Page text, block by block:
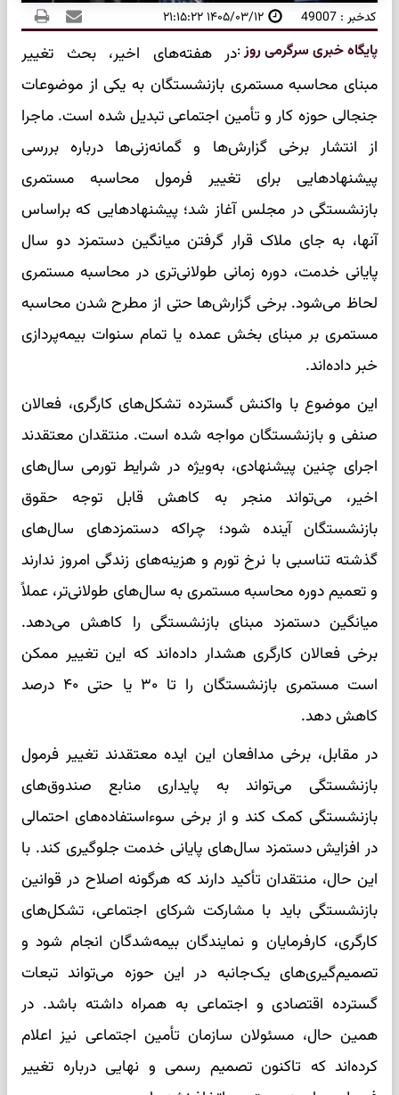
کدخبر : 49007 ۱۴۰۵/۰۳/۱۲ ۲۱:۱۵:۲۲
پایگاه خبری سرگرمی روز:در هفته‌های اخیر، بحث تغییر
مبنای محاسبه مستمری بازنشستگان به یکی از موضوعات
جنجالی حوزه کار و تأمین اجتماعی تبدیل شده است. ماجرا
از انتشار برخی گزارش‌ها و گمانه‌زنی‌ها درباره بررسی
پیشنهادهایی برای تغییر فرمول محاسبه مستمری
بازنشستگی در مجلس آغاز شد؛ پیشنهادهایی که براساس
آنها، به جای ملاک قرار گرفتن میانگین دستمزد دو سال
پایانی خدمت، دوره زمانی طولانی‌تری در محاسبه مستمری
لحاظ می‌شود. برخی گزارش‌ها حتی از مطرح شدن محاسبه
مستمری بر مبنای بخش عمده یا تمام سنوات بیمه‌پردازی
خبر داده‌اند.
این موضوع با واکنش گسترده تشکل‌های کارگری، فعالان
صنفی و بازنشستگان مواجه شده است. منتقدان معتقدند
اجرای چنین پیشنهادی، به‌ویژه در شرایط تورمی سال‌های
اخیر، می‌تواند منجر به کاهش قابل توجه حقوق
بازنشستگان آینده شود؛ چراکه دستمزدهای سال‌های
گذشته تناسبی با نرخ تورم و هزینه‌های زندگی امروز ندارند
و تعمیم دوره محاسبه مستمری به سال‌های طولانی‌تر، عملاً
میانگین دستمزد مبنای بازنشستگی را کاهش می‌دهد.
برخی فعالان کارگری هشدار داده‌اند که این تغییر ممکن
است مستمری بازنشستگان را تا ۳۰ یا حتی ۴۰ درصد
کاهش دهد.
در مقابل، برخی مدافعان این ایده معتقدند تغییر فرمول
بازنشستگی می‌تواند به پایداری منابع صندوق‌های
بازنشستگی کمک کند و از برخی سوءاستفاده‌های احتمالی
در افزایش دستمزد سال‌های پایانی خدمت جلوگیری کند. با
این حال، منتقدان تأکید دارند که هرگونه اصلاح در قوانین
بازنشستگی باید با مشارکت شرکای اجتماعی، تشکل‌های
کارگری، کارفرمایان و نمایندگان بیمه‌شدگان انجام شود و
تصمیم‌گیری‌های یک‌جانبه در این حوزه می‌تواند تبعات
گسترده اقتصادی و اجتماعی به همراه داشته باشد. در
همین حال، مسئولان سازمان تأمین اجتماعی نیز اعلام
کرده‌اند که تاکنون تصمیم رسمی و نهایی درباره تغییر